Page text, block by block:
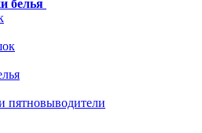
белья
пятновыводители